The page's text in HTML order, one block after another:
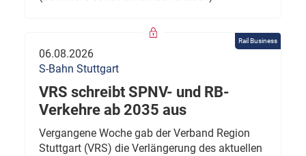
Rail Business
06.08.2026
S-Bahn Stuttgart
VRS schreibt SPNV- und RB-
Verkehre ab 2035 aus
Vergangene Woche gab der Verband Region
Stuttgart (VRS) die Verlängerung des aktuellen